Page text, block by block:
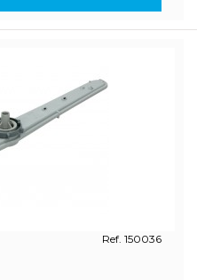
Ref. 150036